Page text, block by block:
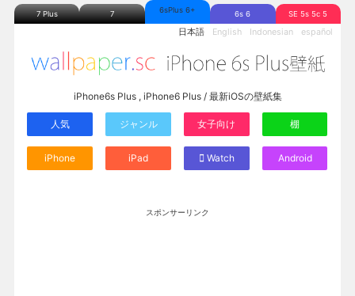
7 Plus 7 6sPlus 6+ 6s 6 SE 5s 5c 5
日本語 English Indonesian español
iPhone6s Plus , iPhone6 Plus / 最新iOSの壁紙集
人気 ジャンル 女子向け 棚
iPhone iPad Watch Android
スポンサーリンク